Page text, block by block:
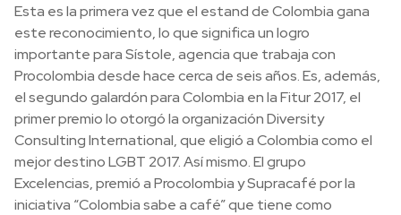
Esta es la primera vez que el estand de Colombia gana
este reconocimiento, lo que significa un logro
importante para Sístole, agencia que trabaja con
Procolombia desde hace cerca de seis años. Es, además,
el segundo galardón para Colombia en la Fitur 2017, el
primer premio lo otorgó la organización Diversity
Consulting International, que eligió a Colombia como el
mejor destino LGBT 2017. Así mismo. El grupo
Excelencias, premió a Procolombia y Supracafé por la
iniciativa “Colombia sabe a café” que tiene como